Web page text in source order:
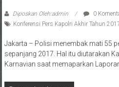
Diposkan Oleh:admin
0
Konferensi Pers Kapolri Akhir Tahun
Jakarta – Polisi menembak mati 55
sepanjang 2017. Hal itu diutarakan
Karnavian saat memaparkan